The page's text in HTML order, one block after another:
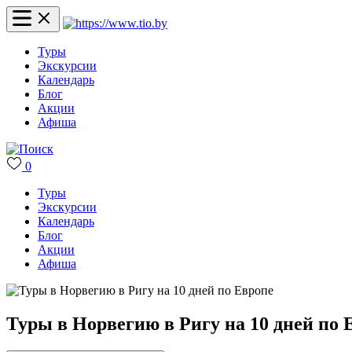
Туры
Экскурсии
Календарь
Блог
Акции
Афиша
0
Туры
Экскурсии
Календарь
Блог
Акции
Афиша
Туры в Норвегию в Ригу на 10 дней по